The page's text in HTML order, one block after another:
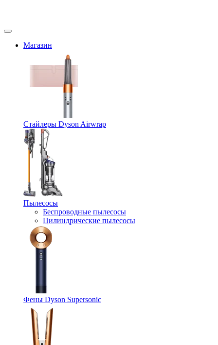
Магазин
Стайлеры Dyson Airwrap
Пылесосы
Беспроводные пылесосы
Цилиндрические пылесосы
Фены Dyson Supersonic